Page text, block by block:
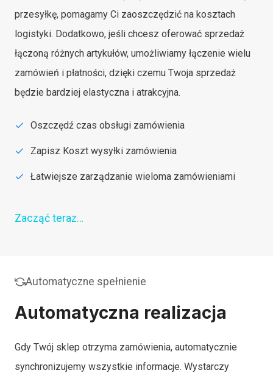
przesyłkę, pomagamy Ci zaoszczędzić na kosztach
logistyki. Dodatkowo, jeśli chcesz oferować sprzedaż
łączoną różnych artykułów, umożliwiamy łączenie wielu
zamówień i płatności, dzięki czemu Twoja sprzedaż
będzie bardziej elastyczna i atrakcyjna.
Oszczędź czas obsługi zamówienia
Zapisz Koszt wysyłki zamówienia
Łatwiejsze zarządzanie wieloma zamówieniami
Zacząć teraz…
Automatyczne spełnienie
Automatyczna realizacja
Gdy Twój sklep otrzyma zamówienia, automatycznie
synchronizujemy wszystkie informacje. Wystarczy